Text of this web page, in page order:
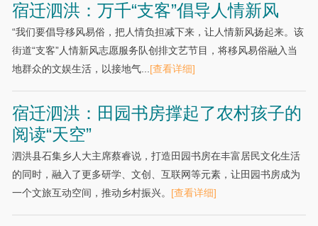
宿迁泗洪：万千“支客”倡导人情新风
“我们要倡导移风易俗，把人情负担减下来，让人情新风扬起来。该
街道“支客”人情新风志愿服务队创排文艺节目，将移风易俗融入当
地群众的文娱生活，以接地气...[查看详细]
宿迁泗洪：田园书房撑起了农村孩子的
阅读“天空”
泗洪县石集乡人大主席蔡睿说，打造田园书房在丰富居民文化生活
的同时，融入了更多研学、文创、互联网等元素，让田园书房成为
一个文旅互动空间，推动乡村振兴。 [查看详细]